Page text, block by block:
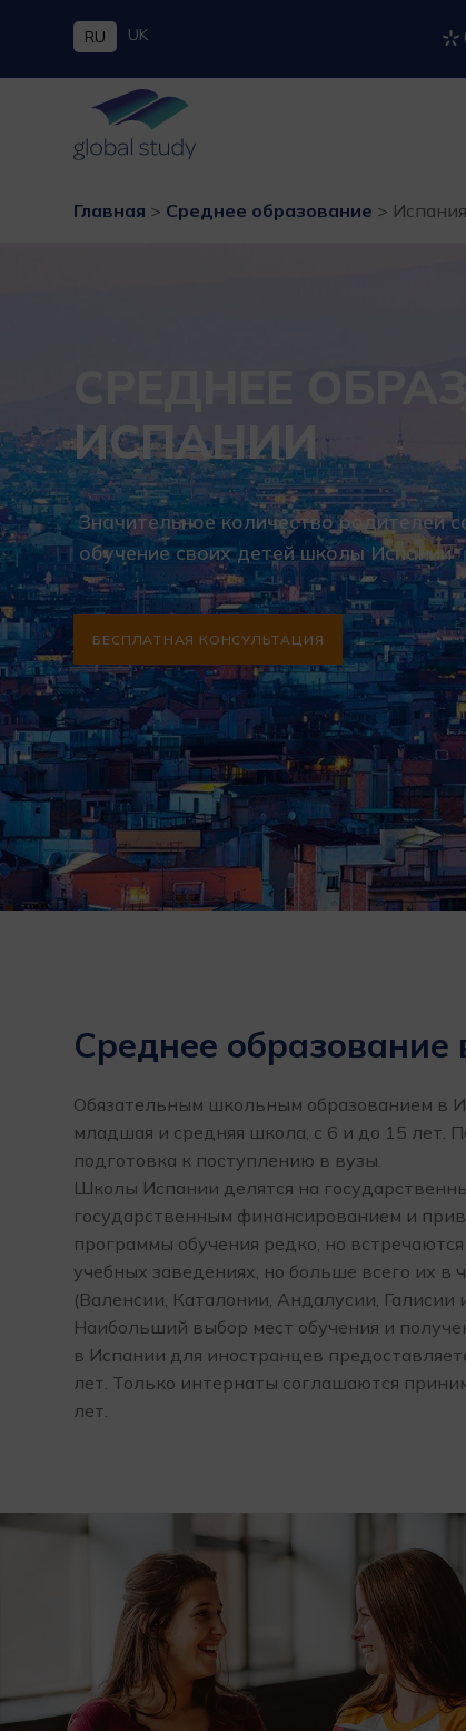
RU UK
Главная > Среднее образование > Испания
ИСПАНИИ
Значительное количество родителей
обучение своих детей школы Испании
БЕСПЛАТНАЯ КОНСУЛЬТАЦИЯ
Среднее образование
Обязательным школьным образованием в
младшая и средняя школа, с 6 и до 15 лет.
подготовка к поступлению в вузы.
Школы Испании делятся на
государственным финансированием и
программы обучения редко, но
учебных заведениях, но больше всего их в
(Валенсии, Каталонии, Андалусии, Галисии и
Наибольший выбор мест обучения и
в Испании для иностранцев
лет. Только интернаты соглашаются
лет.